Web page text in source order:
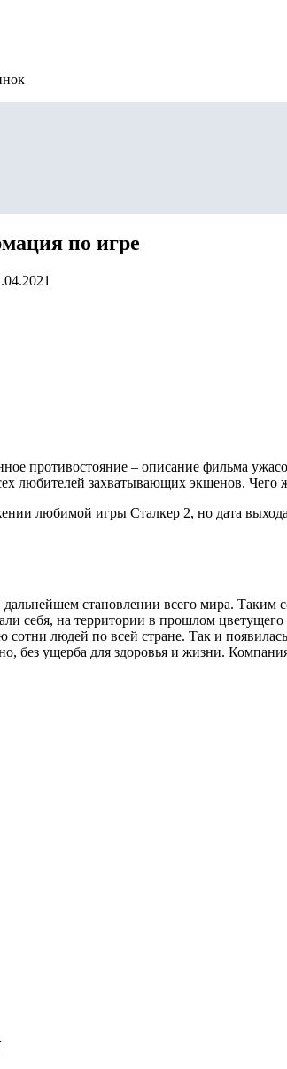
по игре
противостояние – описание фильма
любителей захватывающих экшенов.
любимой игры Сталкер 2, но дата
становлении всего мира.
себя, на территории в прошлом
сотни людей по всей стране. Так и
ущерба для здоровья и жизни.